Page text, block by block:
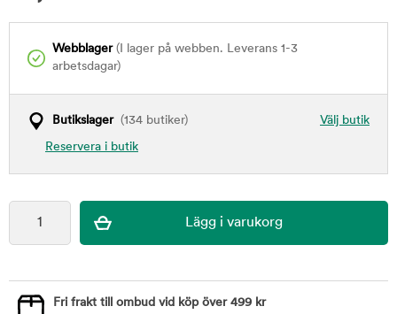
Webblager(I lager på webben. Leverans 1-3
arbetsdagar)
Välj butik
Butikslager(134 butiker)
Reservera i butik
Fri frakt till ombud vid köp över 499 kr